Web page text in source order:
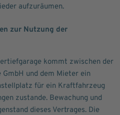
aufzuräumen.
zur Nutzung der
kommt zwischen der
und dem Mieter ein
für ein Kraftfahrzeug
zustande. Bewachung und
dieses Vertrages. Die